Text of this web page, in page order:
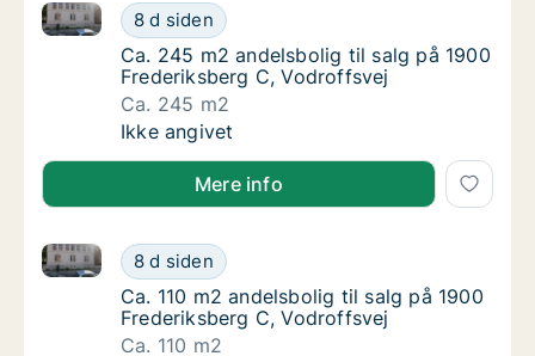
Ca. 245 m2 andelsbolig til salg på 1900
8 d siden
Ca. 245 m2 andelsbolig til salg på 1900
Ca. 245 m2 andelsbolig til salg på 1900
Ca. 245 m2 andelsbolig til salg på 1900
Frederiksberg C, Vodroffsvej
Ca. 245 m2
Ca. 245 m2 andelsbolig til salg på 1900
Ikke angivet
Mere info
Ca. 110 m2 andelsbolig til salg på 1900
8 d siden
Ca. 110 m2 andelsbolig til salg på 1900
Ca. 110 m2 andelsbolig til salg på 1900
Ca. 110 m2 andelsbolig til salg på 1900
Frederiksberg C, Vodroffsvej
Ca. 110 m2